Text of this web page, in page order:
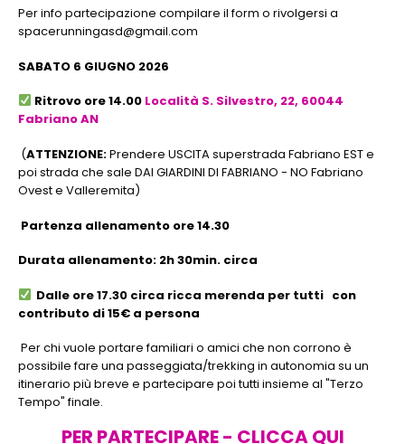
Per info partecipazione compilare il form o rivolgersi a
spacerunningasd@gmail.com
SABATO 6 GIUGNO 2026
Ritrovo ore 14.00 Località S. Silvestro, 22, 60044
Fabriano AN
(ATTENZIONE:Prendere USCITA superstrada Fabriano EST e
poi strada che sale DAI GIARDINI DI FABRIANO - NO Fabriano
Ovest e Valleremita)
Partenza allenamento ore 14.30
Durata allenamento: 2h 30min. circa
Dalle ore 17.30 circa ricca merenda per tutti con
contributo di 15€ a persona
Per chi vuole portare familiari o amici che non corrono è
possibile fare una passeggiata/trekking in autonomia su un
itinerario più breve e partecipare poi tutti insieme al "Terzo
Tempo" finale.
PER PARTECIPARE - CLICCA QUI